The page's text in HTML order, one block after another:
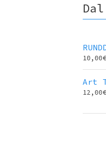
10,00
Art
12,00